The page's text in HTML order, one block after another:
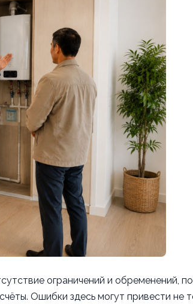
ограничений и обременений,
Ошибки здесь могут привести не